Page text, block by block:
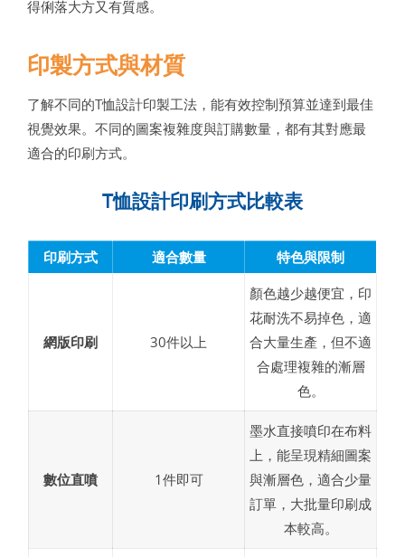
得俐落大方又有質感。
印製方式與材質
了解不同的T恤設計印製工法，能有效控制預算並達到最佳
視覺效果。不同的圖案複雜度與訂購數量，都有其對應最
適合的印刷方式。
T恤設計印刷方式比較表
印刷方式 適合數量 特色與限制
網版印刷 30件以上
顏色越少越便宜，印
花耐洗不易掉色，適
合大量生產，但不適
合處理複雜的漸層
色。
數位直噴 1件即可
墨水直接噴印在布料
上，能呈現精細圖案
與漸層色，適合少量
訂單，大批量印刷成
本較高。